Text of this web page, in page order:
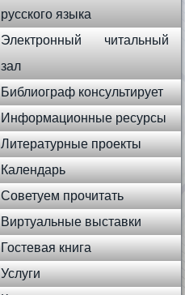
русского языка
Электронный читальный
зал
Библиограф консультирует
Информационные ресурсы
Литературные проекты
Календарь
Советуем прочитать
Виртуальные выставки
Гостевая книга
Услуги